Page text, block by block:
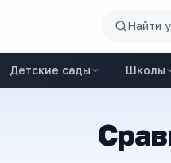
Найти
Детские сады Школы